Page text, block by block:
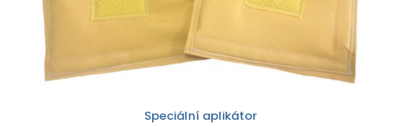
Speciální aplikátor